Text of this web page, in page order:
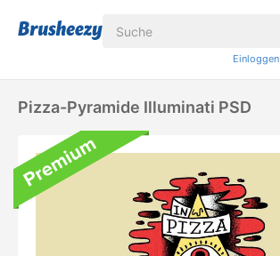
Einloggen
Pizza-Pyramide Illuminati PSD